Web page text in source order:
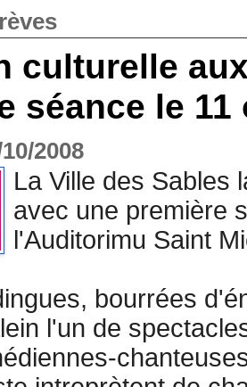
culturelle
séance le
2008
La Ville des Sables
avec une première
l'Auditorimu Saint
bourrées
l'un de